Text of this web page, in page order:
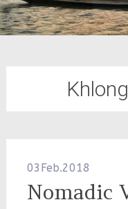
03 Feb.2018
Nomadic